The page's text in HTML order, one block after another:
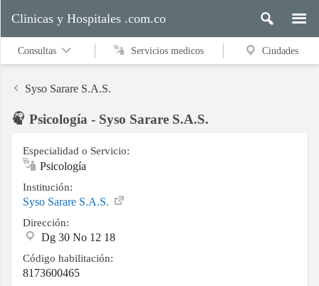
medicos
Ciudades
Buscar
Clinicas y Hospitales .com.co
Consultas Servicios medicos Ciudades
Syso Sarare S.A.S.
Psicología - Syso Sarare S.A.S.
Especialidad o Servicio:
Psicología
Institución:
Syso Sarare S.A.S.
Dirección:
Dg 30 No 12 18
Código habilitación:
8173600465